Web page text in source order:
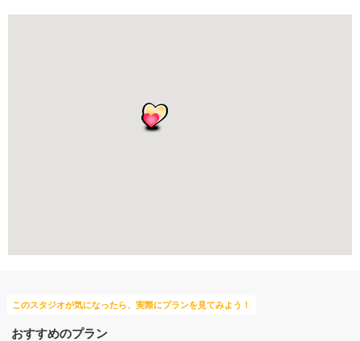
このスタジオが気になったら、実際にプランを見てみよう！
おすすめのプラン